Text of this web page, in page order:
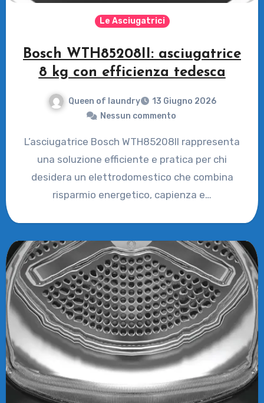
Le Asciugatrici
Bosch WTH85208II: asciugatrice
8 kg con efficienza tedesca
Queen of laundry
13 Giugno 2026
Nessun commento
L’asciugatrice Bosch WTH85208II rappresenta
una soluzione efficiente e pratica per chi
desidera un elettrodomestico che combina
risparmio energetico, capienza e…